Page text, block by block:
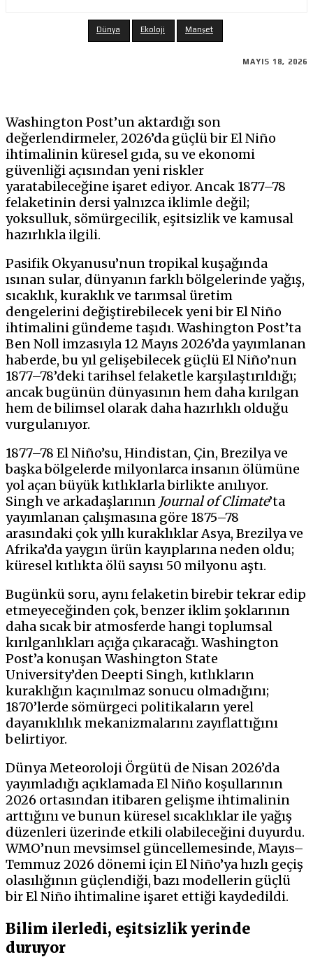
Dünya Ekoloji Manşet
MAYIS 18, 2026
Washington Post’un aktardığı son
değerlendirmeler, 2026’da güçlü bir El Niño
ihtimalinin küresel gıda, su ve ekonomi
güvenliği açısından yeni riskler
yaratabileceğine işaret ediyor. Ancak 1877–78
felaketinin dersi yalnızca iklimle değil;
yoksulluk, sömürgecilik, eşitsizlik ve kamusal
hazırlıkla ilgili.
Pasifik Okyanusu’nun tropikal kuşağında
ısınan sular, dünyanın farklı bölgelerinde yağış,
sıcaklık, kuraklık ve tarımsal üretim
dengelerini değiştirebilecek yeni bir El Niño
ihtimalini gündeme taşıdı. Washington Post’ta
Ben Noll imzasıyla 12 Mayıs 2026’da yayımlanan
haberde, bu yıl gelişebilecek güçlü El Niño’nun
1877–78’deki tarihsel felaketle karşılaştırıldığı;
ancak bugünün dünyasının hem daha kırılgan
hem de bilimsel olarak daha hazırlıklı olduğu
vurgulanıyor.
1877–78 El Niño’su, Hindistan, Çin, Brezilya ve
başka bölgelerde milyonlarca insanın ölümüne
yol açan büyük kıtlıklarla birlikte anılıyor.
Singh ve arkadaşlarının Journal of Climate’ta
yayımlanan çalışmasına göre 1875–78
arasındaki çok yıllı kuraklıklar Asya, Brezilya ve
Afrika’da yaygın ürün kayıplarına neden oldu;
küresel kıtlıkta ölü sayısı 50 milyonu aştı.
Bugünkü soru, aynı felaketin birebir tekrar edip
etmeyeceğinden çok, benzer iklim şoklarının
daha sıcak bir atmosferde hangi toplumsal
kırılganlıkları açığa çıkaracağı. Washington
Post’a konuşan Washington State
University’den Deepti Singh, kıtlıkların
kuraklığın kaçınılmaz sonucu olmadığını;
1870’lerde sömürgeci politikaların yerel
dayanıklılık mekanizmalarını zayıflattığını
belirtiyor.
Dünya Meteoroloji Örgütü de Nisan 2026’da
yayımladığı açıklamada El Niño koşullarının
2026 ortasından itibaren gelişme ihtimalinin
arttığını ve bunun küresel sıcaklıklar ile yağış
düzenleri üzerinde etkili olabileceğini duyurdu.
WMO’nun mevsimsel güncellemesinde, Mayıs–
Temmuz 2026 dönemi için El Niño’ya hızlı geçiş
olasılığının güçlendiği, bazı modellerin güçlü
bir El Niño ihtimaline işaret ettiği kaydedildi.
Bilim ilerledi, eşitsizlik yerinde
duruyor